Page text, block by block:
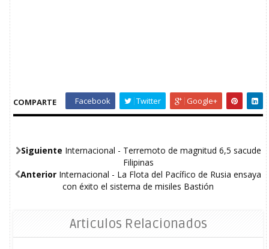
COMPARTE Facebook Twitter Google+
Siguiente Internacional - Terremoto de magnitud 6,5 sacude
Filipinas
Anterior Internacional - La Flota del Pacífico de Rusia ensaya
con éxito el sistema de misiles Bastión
Articulos Relacionados